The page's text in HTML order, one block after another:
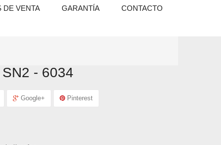
DE VENTA GARANTÍA CONTACTO
- 6034
Google+ Pinterest